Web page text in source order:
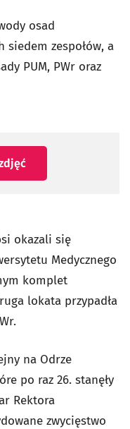
osad
siedem zespołów, a
PUM, PWr oraz
okazali się
Medycznego
komplet
lokata przypadła
na Odrze
po raz 26. stanęły
Rektora
zwycięstwo